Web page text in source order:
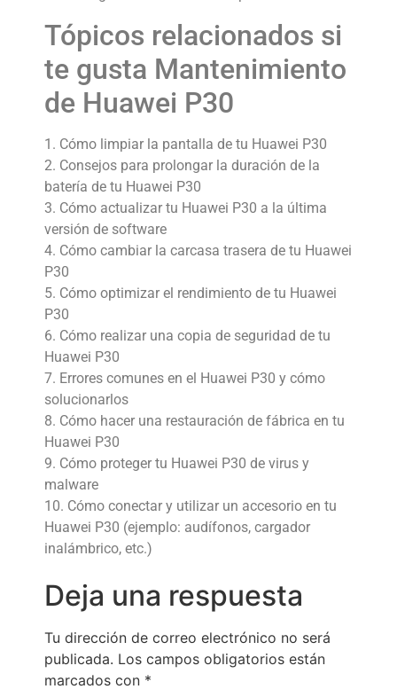
Tópicos relacionados si
te gusta Mantenimiento
de Huawei P30
1. Cómo limpiar la pantalla de tu Huawei P30
2. Consejos para prolongar la duración de la
batería de tu Huawei P30
3. Cómo actualizar tu Huawei P30 a la última
versión de software
4. Cómo cambiar la carcasa trasera de tu Huawei
P30
5. Cómo optimizar el rendimiento de tu Huawei
P30
6. Cómo realizar una copia de seguridad de tu
Huawei P30
7. Errores comunes en el Huawei P30 y cómo
solucionarlos
8. Cómo hacer una restauración de fábrica en tu
Huawei P30
9. Cómo proteger tu Huawei P30 de virus y
malware
10. Cómo conectar y utilizar un accesorio en tu
Huawei P30 (ejemplo: audífonos, cargador
inalámbrico, etc.)
Deja una respuesta
Tu dirección de correo electrónico no será
publicada. Los campos obligatorios están
marcados con *